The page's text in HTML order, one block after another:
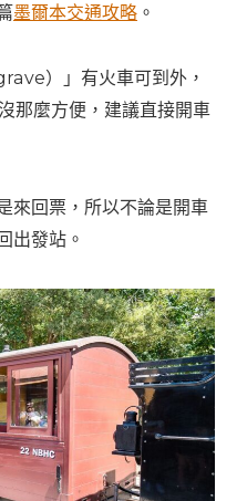
墨爾本交通攻略 。
）」有火車可到外，
那麼方便，建議直接開車
來回票，所以不論是開車
出發站。